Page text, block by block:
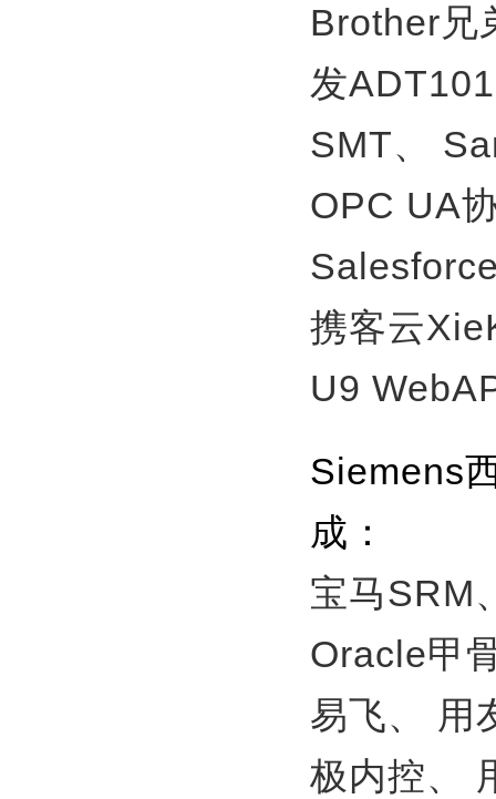
Brother兄
发
SMT、
OPC UA
携客云
U9
Siemens
成：
宝马SRM
Oracle甲
易飞、
用
极内控、